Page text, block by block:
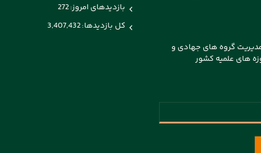
مدیریت گروه های جهادی و
های علمیه کشور
بازدیدهای امروز:272
کل بازدیدها:3,407,432